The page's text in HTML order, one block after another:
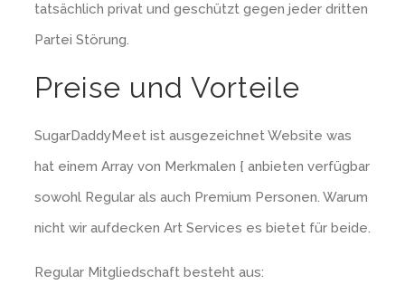
tatsächlich privat und geschützt gegen jeder dritten
Partei Störung.
Preise und Vorteile
SugarDaddyMeet ist ausgezeichnet Website was
hat einem Array von Merkmalen { anbieten verfügbar
sowohl Regular als auch Premium Personen. Warum
nicht wir aufdecken Art Services es bietet für beide.
Regular Mitgliedschaft besteht aus: